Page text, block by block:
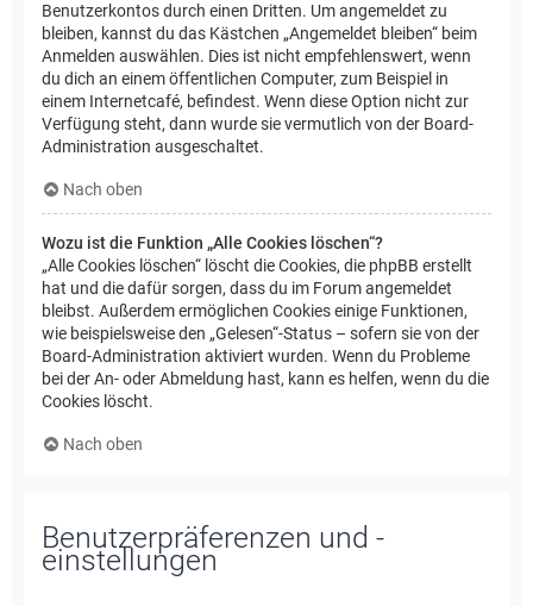
Benutzerkontos durch einen Dritten. Um angemeldet zu
bleiben, kannst du das Kästchen „Angemeldet bleiben“ beim
Anmelden auswählen. Dies ist nicht empfehlenswert, wenn
du dich an einem öffentlichen Computer, zum Beispiel in
einem Internetcafé, befindest. Wenn diese Option nicht zur
Verfügung steht, dann wurde sie vermutlich von der Board-
Administration ausgeschaltet.
Nach oben
Wozu ist die Funktion „Alle Cookies löschen“?
„Alle Cookies löschen“ löscht die Cookies, die phpBB erstellt
hat und die dafür sorgen, dass du im Forum angemeldet
bleibst. Außerdem ermöglichen Cookies einige Funktionen,
wie beispielsweise den „Gelesen“-Status – sofern sie von der
Board-Administration aktiviert wurden. Wenn du Probleme
bei der An- oder Abmeldung hast, kann es helfen, wenn du die
Cookies löscht.
Nach oben
Benutzerpräferenzen und -
einstellungen